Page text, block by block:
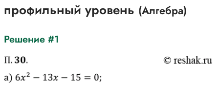
профильный уровень (Алгебра)
Решение #1